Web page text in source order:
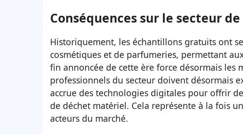
Conséquences sur le secteur
Historiquement, les échantillons gratuits ont
cosmétiques et de parfumeries, permettant
fin annoncée de cette ère force désormais les
professionnels du secteur doivent désormais
accrue des technologies digitales pour offrir
de déchet matériel. Cela représente à la fois un
acteurs du marché.